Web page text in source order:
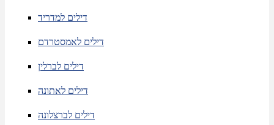
דילים למדריד
דילים לאמסטרדם
דילים לברלין
דילים לאתונה
דילים לברצלונה